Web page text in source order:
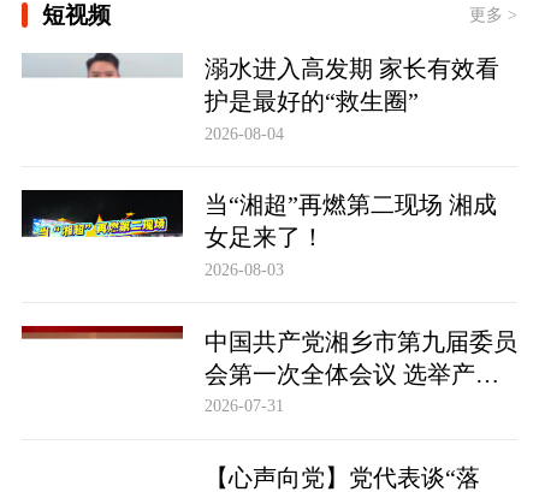
短视频 更多 >
溺水进入高发期 家长有效看
护是最好的“救生圈”
2026-08-04
当“湘超”再燃第二现场 湘成
女足来了！
2026-08-03
中国共产党湘乡市第九届委员
会第一次全体会议 选举产生
新一届市委领导班子 市委书
2026-07-31
【心声向党】党代表谈“落